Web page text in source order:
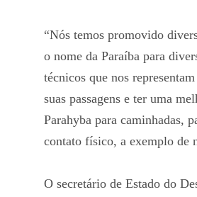
“Nós temos promovido
o nome da Paraíba para
técnicos que nos
suas passagens e ter uma
Parahyba para caminhadas,
contato físico, a exemplo de
O secretário de Estado do